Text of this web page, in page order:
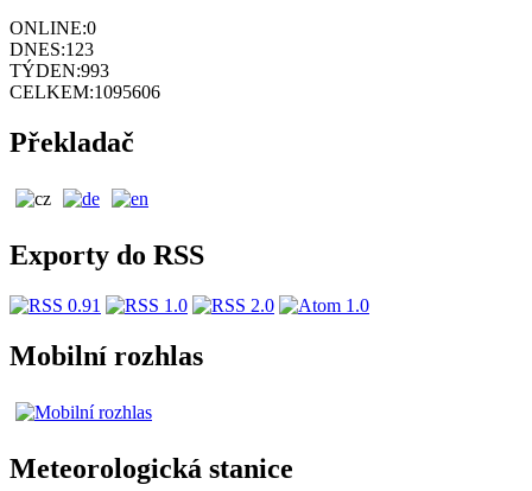
ONLINE:0
DNES:123
TÝDEN:993
CELKEM:1095606
Překladač
Exporty do RSS
Mobilní rozhlas
Meteorologická stanice